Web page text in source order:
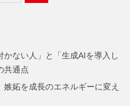
ー
ジ
ー
ジ
かない人」と「生成AIを導入し
共通点
嫉妬を成長のエネルギーに変え